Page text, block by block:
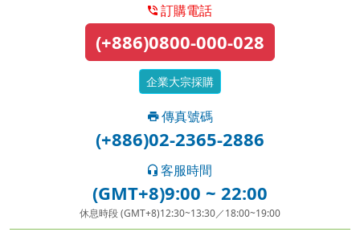
訂購電話
(+886)0800-000-028
企業大宗採購
傳真號碼
(+886)02-2365-2886
客服時間
(GMT+8)9:00 ~ 22:00
休息時段 (GMT+8)12:30~13:30／18:00~19:00